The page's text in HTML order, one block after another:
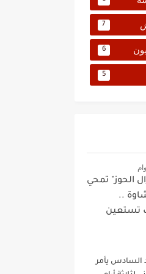
7
6
5
الحوز" تمحي
..
تستعين
السادس يأمر